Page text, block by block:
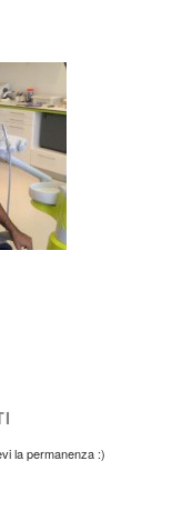
la permanenza :)